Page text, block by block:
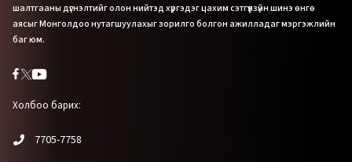
шалтгааны дүгнэлтийг олон нийтэд хүргэдэг цахим сэтгүүлзүйн шинэ өнгө
аясыг Монголдоо нутагшуулахыг зорилго болгон ажилладаг мэргэжлийн
баг юм.
Холбоо барих:
7705-7758